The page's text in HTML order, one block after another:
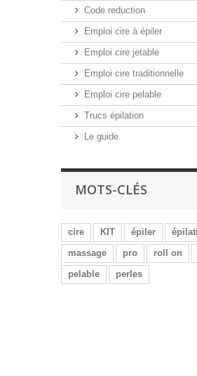
Code reduction
Emploi cire à épiler
Emploi cire jetable
Emploi cire traditionnelle
Emploi cire pelable
Trucs épilation
Le guide
MOTS-CLÉS
cire KIT épiler
massage
pro roll on
pelable
perles